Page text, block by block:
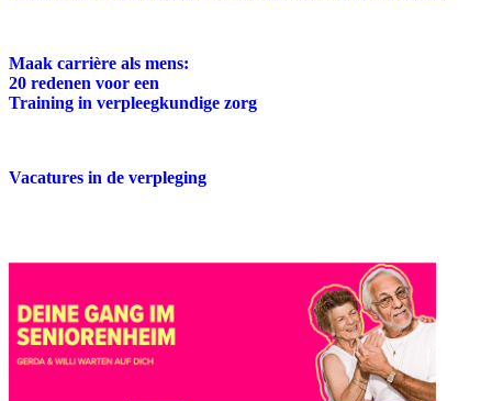
Maak carrière als mens:
20 redenen voor een
Training in verpleegkundige zorg
Vacatures in de verpleging